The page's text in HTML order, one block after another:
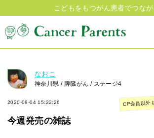
こどもをもつがん患者でつなが
なおこ
神奈川県 / 膵臓がん / ステージ4
2020-09-04 15:22:26
今週発売の雑誌
CP会員以外